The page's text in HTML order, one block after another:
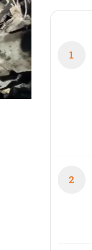
1
2